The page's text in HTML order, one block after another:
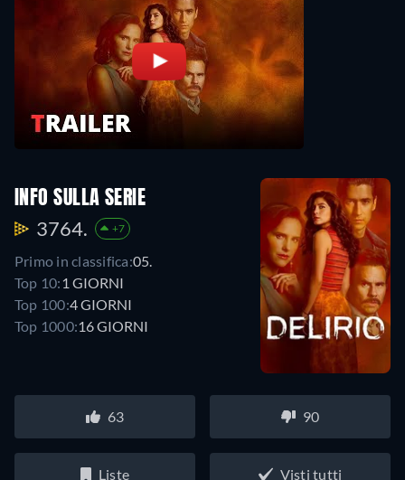
INFO SULLA SERIE
3764. +7
Primo in classifica:05.
Top 10: 1 GIORNI
Top 100:4 GIORNI
Top 1000:16 GIORNI
63 90
Liste Visti tutti